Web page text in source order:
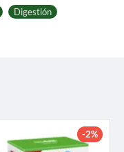
Digestión
-2%